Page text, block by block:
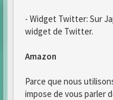
- Widget Twitter: Sur
widget de Twitter.
Amazon
Parce que nous
impose de vous parler